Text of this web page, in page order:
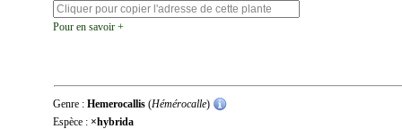
Pour en savoir +
Genre : Hemerocallis (Hémérocalle)
Espèce : ×hybrida